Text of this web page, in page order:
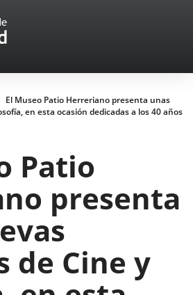
El Museo Patio Herreriano presenta unas
en esta ocasión dedicadas a los 40 años
Patio
presenta
de Cine y